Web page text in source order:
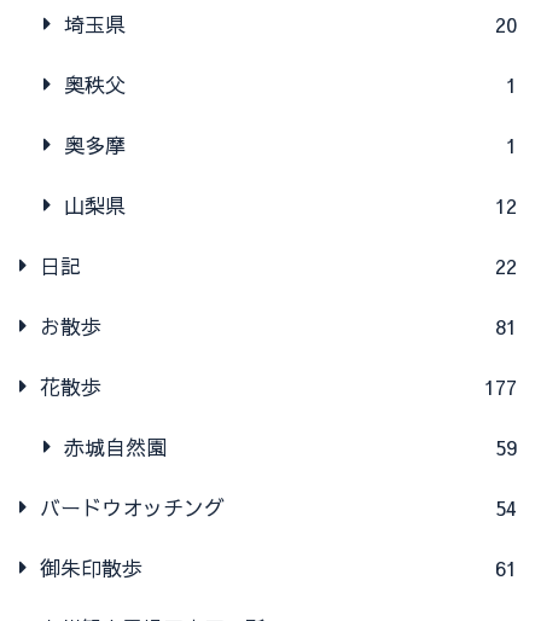
埼玉県 20
奥秩父 1
奥多摩 1
山梨県 12
日記 22
お散歩 81
花散歩 177
赤城自然園 59
バードウオッチング 54
御朱印散歩 61